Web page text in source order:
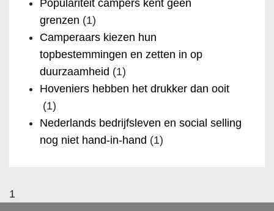
Populariteit campers kent geen
grenzen (1)
Camperaars kiezen hun
topbestemmingen en zetten in op
duurzaamheid (1)
Hoveniers hebben het drukker dan ooit
(1)
Nederlands bedrijfsleven en social selling
nog niet hand-in-hand (1)
1